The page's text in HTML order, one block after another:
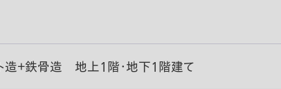
造＋鉄骨造 地上1階・地下1階建て